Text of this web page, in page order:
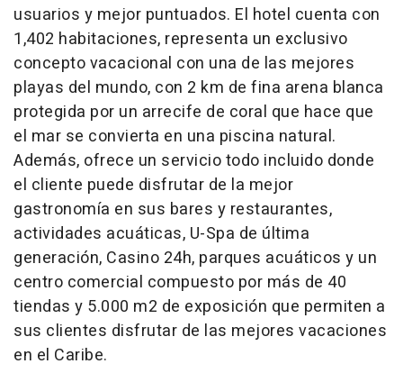
usuarios y mejor puntuados. El hotel cuenta con
1,402 habitaciones, representa un exclusivo
concepto vacacional con una de las mejores
playas del mundo, con 2 km de fina arena blanca
protegida por un arrecife de coral que hace que
el mar se convierta en una piscina natural.
Además, ofrece un servicio todo incluido donde
el cliente puede disfrutar de la mejor
gastronomía en sus bares y restaurantes,
actividades acuáticas, U-Spa de última
generación, Casino 24h, parques acuáticos y un
centro comercial compuesto por más de 40
tiendas y 5.000 m2 de exposición que permiten a
sus clientes disfrutar de las mejores vacaciones
en el Caribe.